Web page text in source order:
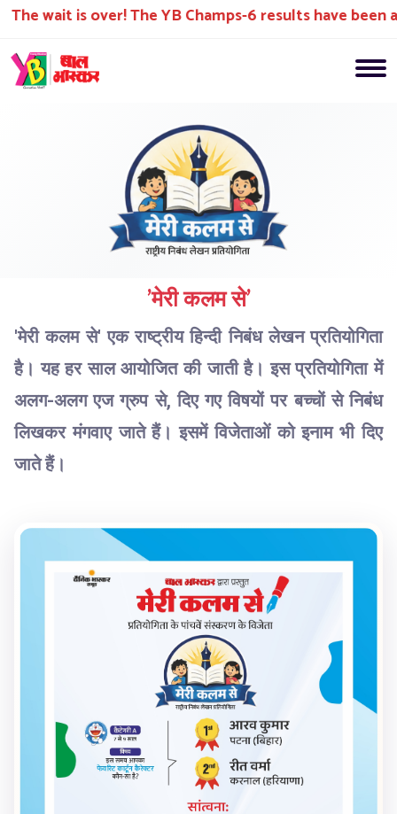
wait is over! The YB Champs-6 results have been
'मेरी कलम से'
'मेरी कलम से' एक राष्ट्रीय हिन्दी निबंध लेखन प्रतियोगिता
है। यह हर साल आयोजित की जाती है। इस प्रतियोगिता में
अलग-अलग एज ग्रुप से, दिए गए विषयों पर बच्चों से निबंध
लिखकर मंगवाए जाते हैं। इसमें विजेताओं को इनाम भी दिए
जाते हैं।